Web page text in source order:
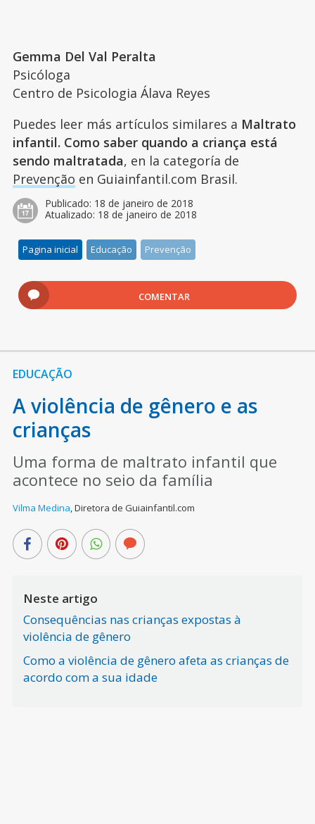
Gemma Del Val Peralta
Psicóloga
Centro de Psicologia Álava Reyes
Puedes leer más artículos similares a Maltrato
infantil. Como saber quando a criança está
sendo maltratada, en la categoría de
Prevenção en Guiainfantil.com Brasil.
Publicado: 18 de janeiro de 2018
Atualizado: 18 de janeiro de 2018
Pagina inicial Educação Prevenção
COMENTAR
EDUCAÇÃO
A violência de gênero e as
crianças
Uma forma de maltrato infantil que
acontece no seio da família
Vilma Medina,Diretora de Guiainfantil.com
Neste artigo
Consequências nas crianças expostas à
violência de gênero
Como a violência de gênero afeta as crianças de
acordo com a sua idade